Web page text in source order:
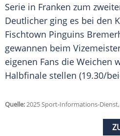
Serie in Franken zum
Deutlicher ging es bei den
Fischtown Pinguins
gewannen beim
eigenen Fans die Weichen
Halbfinale stellen (19.30/
Quelle:2025 Sport-Informations-